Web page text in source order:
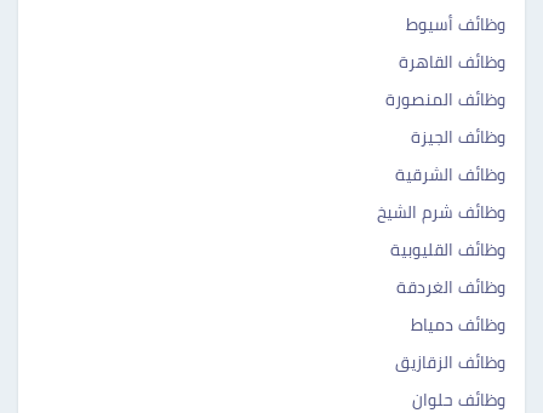
وظائف أسيوط
وظائف القاهرة
وظائف المنصورة
وظائف الجيزة
وظائف الشرقية
وظائف شرم الشيخ
وظائف القليوبية
وظائف الغردقة
وظائف دمياط
وظائف الزقازيق
وظائف حلوان